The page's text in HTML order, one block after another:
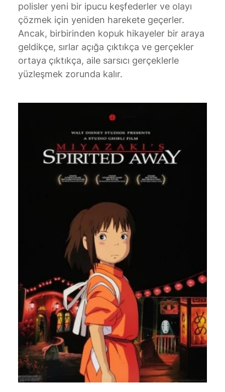
polisler yeni bir ipucu keşfederler ve olayı
çözmek için yeniden harekete geçerler.
Ancak, birbirinden kopuk hikayeler bir araya
geldikçe, sırlar açığa çıktıkça ve gerçekler
ortaya çıktıkça, aile sarsıcı gerçeklerle
yüzleşmek zorunda kalır.